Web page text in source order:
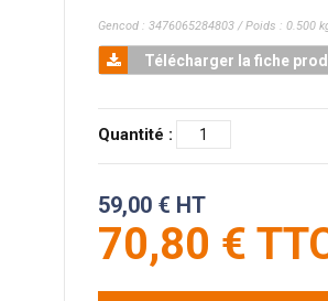
Gencod : 3476065284803 / Poids : 0.500
Télécharger la fiche
Quantité :
59,00 € HT
70,80 €